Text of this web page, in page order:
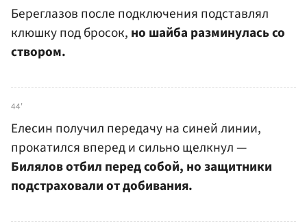
Береглазов после подключения подставлял
клюшку под бросок, но шайба разминулась со
створом.
44'
Елесин получил передачу на синей линии,
прокатился вперед и сильно щелкнул —
Билялов отбил перед собой, но защитники
подстраховали от добивания.